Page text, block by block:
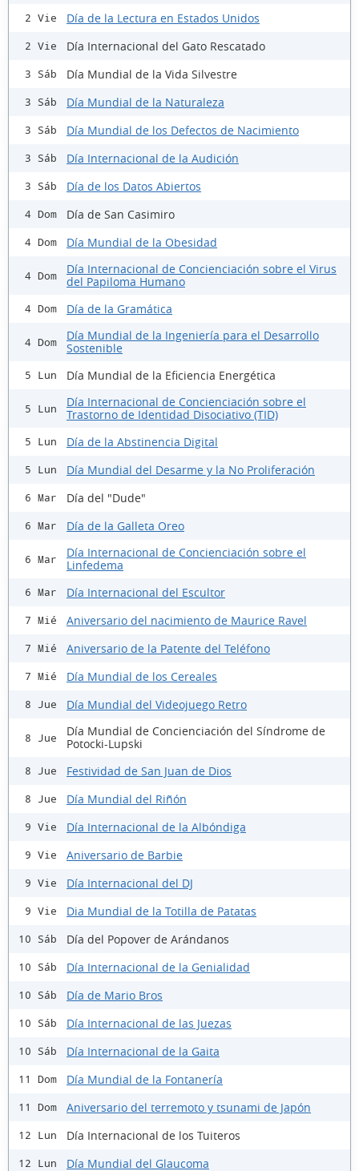
2 Vie Día de la Lectura en Estados Unidos
2 Vie Día Internacional del Gato Rescatado
3 Sáb Día Mundial de la Vida Silvestre
3 Sáb Día Mundial de la Naturaleza
3 Sáb Día Mundial de los Defectos de Nacimiento
3 Sáb Día Internacional de la Audición
3 Sáb Día de los Datos Abiertos
4 Dom Día de San Casimiro
4 Dom Día Mundial de la Obesidad
4 Dom
Día Internacional de Concienciación sobre el Virus
del Papiloma Humano
4 Dom Día de la Gramática
4 Dom
Día Mundial de la Ingeniería para el Desarrollo
Sostenible
5 Lun Día Mundial de la Eficiencia Energética
5 Lun
Día Internacional de Concienciación sobre el
Trastorno de Identidad Disociativo (TID)
5 Lun Día de la Abstinencia Digital
5 Lun Día Mundial del Desarme y la No Proliferación
6 Mar Día del "Dude"
6 Mar Día de la Galleta Oreo
6 Mar
Día Internacional de Concienciación sobre el
Linfedema
6 Mar Día Internacional del Escultor
7 Mié Aniversario del nacimiento de Maurice Ravel
7 Mié Aniversario de la Patente del Teléfono
7 Mié Día Mundial de los Cereales
8 Jue Día Mundial del Videojuego Retro
8 Jue
Día Mundial de Concienciación del Síndrome de
Potocki-Lupski
8 Jue Festividad de San Juan de Dios
8 Jue Día Mundial del Riñón
9 Vie Día Internacional de la Albóndiga
9 Vie Aniversario de Barbie
9 Vie Día Internacional del DJ
9 Vie Dia Mundial de la Totilla de Patatas
10 Sáb Día del Popover de Arándanos
10 Sáb Día Internacional de la Genialidad
10 Sáb Día de Mario Bros
10 Sáb Día Internacional de las Juezas
10 Sáb Día Internacional de la Gaita
11 Dom Día Mundial de la Fontanería
11 Dom Aniversario del terremoto y tsunami de Japón
12 Lun Día Internacional de los Tuiteros
12 Lun Día Mundial del Glaucoma